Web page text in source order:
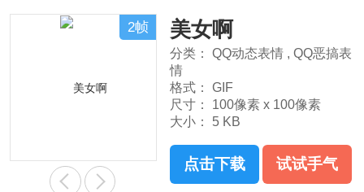
2帧 美女啊
分类： QQ动态表情 , QQ恶搞表
情
格式：
GIF
尺寸：
100像素 x 100像素
大小：
5 KB
点击下载 试试手气